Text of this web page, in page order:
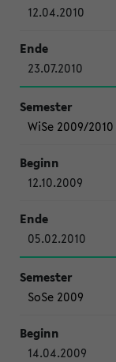
12.04.2010
23.07.2010
WiSe 2009/2010
12.10.2009
05.02.2010
SoSe 2009
14.04.2009